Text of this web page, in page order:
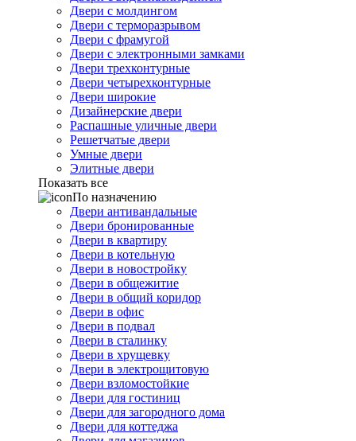
Двери с молдингом
Двери с терморазрывом
Двери с фрамугой
Двери с электронными замками
Двери трехконтурные
Двери четырехконтурные
Двери широкие
Дизайнерские двери
Распашные уличные двери
Решетчатые двери
Умные двери
Элитные двери
Показать все
По назначению
Двери антивандальные
Двери бронированные
Двери в квартиру
Двери в котельную
Двери в новостройку
Двери в общежитие
Двери в общий коридор
Двери в офис
Двери в подвал
Двери в сталинку
Двери в хрущевку
Двери в электрощитовую
Двери взломостойкие
Двери для гостиниц
Двери для загородного дома
Двери для коттеджа